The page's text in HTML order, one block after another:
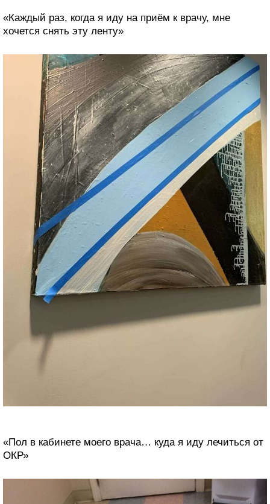
«Каждый раз, когда я иду на приём к врачу, мне
хочется снять эту ленту»
«Пол в кабинете моего врача… куда я иду лечиться от
ОКР»